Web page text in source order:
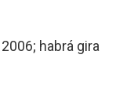
habrá gira